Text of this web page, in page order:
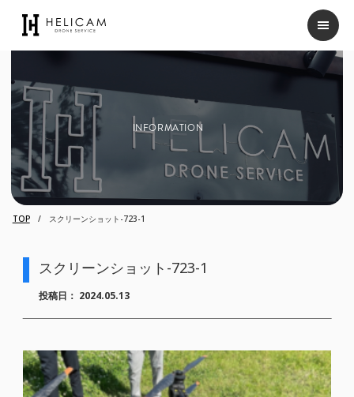
INFORMATION
TOP スクリーンショット-723-1
スクリーンショット-723-1
投稿日： 2024.05.13